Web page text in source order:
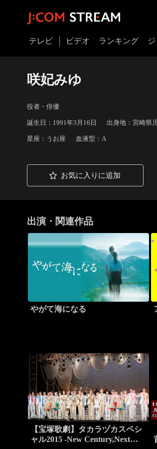
テレビ ビデオ ランキング
咲妃みゆ
役者・俳優
誕生日：1991年3月16日 出身地：宮崎県
星座：うお座 血液型：A
お気に入りに追加
出演・関連作品
やがて海になる
【宝塚歌劇】タカラヅカスペシ
ャル2015 -New Century,Next